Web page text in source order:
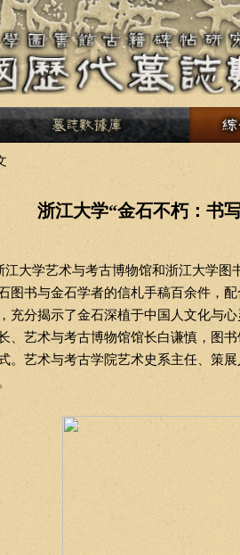
浙江大学“金石不朽：书
江大学艺术与考古博物馆和浙江大学
图书与金石学者的信札手稿百余件，
充分揭示了金石深植于中国人文化与
、艺术与考古博物馆馆长白谦慎，图
。艺术与考古学院艺术史系主任、策